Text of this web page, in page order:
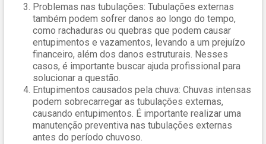
Problemas nas tubulações: Tubulações externas
também podem sofrer danos ao longo do tempo,
como rachaduras ou quebras que podem causar
entupimentos e vazamentos, levando a um prejuízo
financeiro, além dos danos estruturais. Nesses
casos, é importante buscar ajuda profissional para
solucionar a questão.
Entupimentos causados pela chuva: Chuvas intensas
podem sobrecarregar as tubulações externas,
causando entupimentos. É importante realizar uma
manutenção preventiva nas tubulações externas
antes do período chuvoso.